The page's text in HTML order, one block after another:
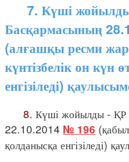
7. Күші
Басқармасының
(алғашқы ресми
күнтізбелік он күн
енгізіледі)
8. Күші жойылды - ҚР
22.10.2014 № 196
қолданысқа енгізіледі)